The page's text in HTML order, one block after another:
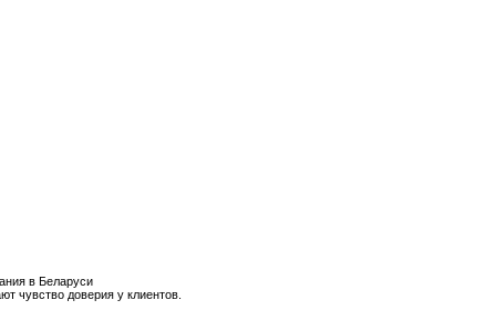
в Беларуси
чувство доверия у клиентов.